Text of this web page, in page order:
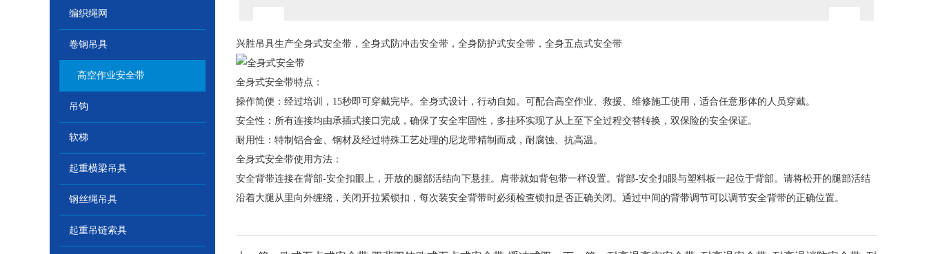
编织绳网
卷钢吊具
高空作业安全带
吊钩
软梯
起重横梁吊具
钢丝绳吊具
起重吊链索具
兴胜吊具生产全身式安全带 ，全身式防冲击安全带，全身防护式安全带，全身五点式安全带
全身式安全带特点：
操作简便：经过培训，15秒即可穿戴完毕。全身式设计，行动自如。可配合高空作业、救援、维修施工使用，适合任意形体的人员穿戴。
安全性：所有连接均由承插式接口完成，确保了安全牢固性，多挂环实现了从上至下全过程交替转换，双保险的安全保证。
耐用性：特制铝合金、钢材及经过特殊工艺处理的尼龙带精制而成，耐腐蚀、抗高温。
全身式安全带使用方法：
安全背带连接在背部-安全扣眼上，开放的腿部活结向下悬挂。肩带就如背包带一样设置。背部-安全扣眼与塑料板一起位于背部。请将松开的腿部活结
沿着大腿从里向外缠绕，关闭开拉紧锁扣，每次装安全背带时必须检查锁扣是否正确关闭。通过中间的背带调节可以调节安全背带的正确位置。